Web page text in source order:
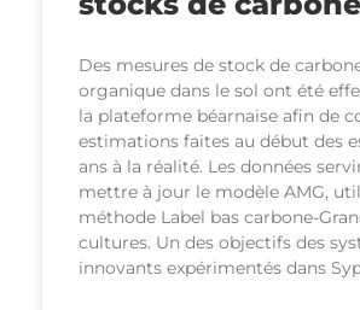
Des mesures de stock de
organique dans le sol ont été
la plateforme béarnaise afin de
estimations faites au début des
ans à la réalité. Les données
mettre à jour le modèle AMG,
méthode Label bas carbone-
cultures. Un des objectifs des
innovants expérimentés dans